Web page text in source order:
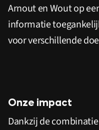
Arnout en Wout op
informatie
voor verschillende
Onze impact
Dankzij de